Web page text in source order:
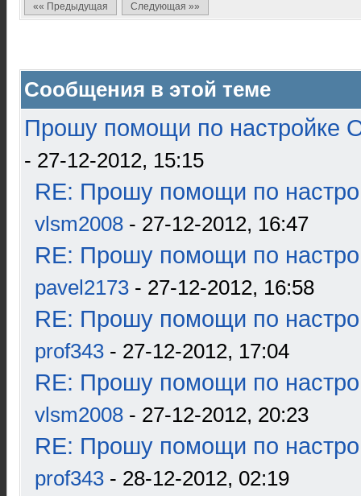
«« Предыдущая Следующая »»
Сообщения в этой теме
Прошу помощи по настройке
- 27-12-2012, 15:15
RE: Прошу помощи по
vlsm2008 - 27-12-2012, 16:47
RE: Прошу помощи по
pavel2173 - 27-12-2012, 16:58
RE: Прошу помощи по
prof343 - 27-12-2012, 17:04
RE: Прошу помощи по
vlsm2008 - 27-12-2012, 20:23
RE: Прошу помощи по
prof343 - 28-12-2012, 02:19